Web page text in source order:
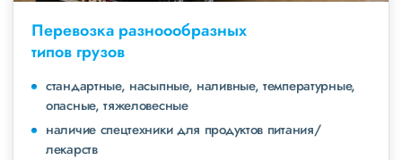
Перевозка разноообразных
типов грузов
стандартные, насыпные, наливные, температурные,
опасные, тяжеловесные
наличие спецтехники для продуктов питания/
лекарств